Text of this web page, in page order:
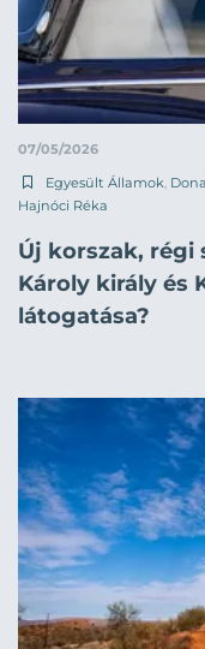
07/05/2026
Egyesült Államok,
Hajnóci Réka
Új korszak, régi
Károly király és
látogatása?